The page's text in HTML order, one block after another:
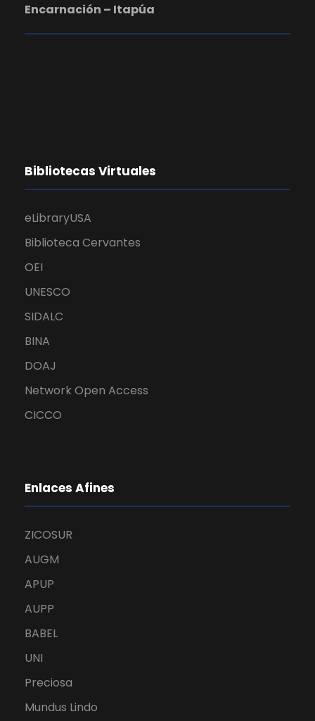
Encarnación – Itapúa
Bibliotecas Virtuales
eLibraryUSA
Biblioteca Cervantes
OEI
UNESCO
SIDALC
BINA
DOAJ
Network Open Access
CICCO
Enlaces Afines
ZICOSUR
AUGM
APUP
AUPP
BABEL
UNI
Preciosa
Mundus Lindo